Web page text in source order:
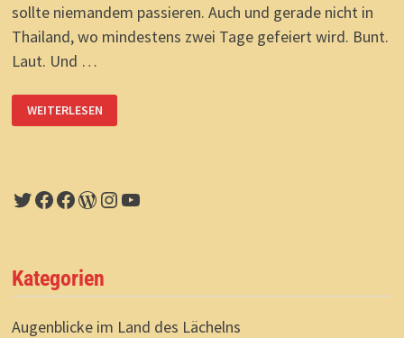
sollte niemandem passieren. Auch und gerade nicht in
Thailand, wo mindestens zwei Tage gefeiert wird. Bunt.
Laut. Und …
ISAAN:
VERSCHLAFENE
HOCHZEIT
WEITERLESEN
Twitter
Facebook
Facebook
WordPress
Instagram
YouTube
Kategorien
Augenblicke im Land des Lächelns